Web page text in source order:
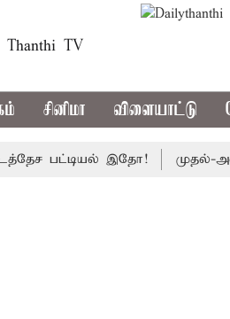
Thanthi TV
சினிமா விளையாட்டு
பட்டியல் இதோ! முதல்-